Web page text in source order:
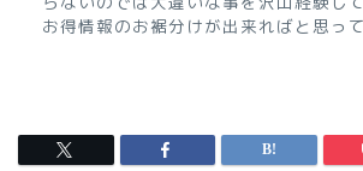
お得情報のお裾分けが出来ればと思っ